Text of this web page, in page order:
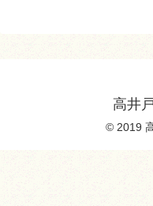
高井
© 2019